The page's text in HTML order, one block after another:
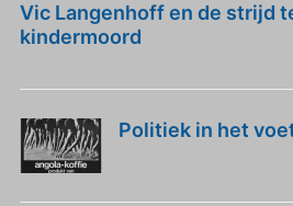
Vic Langenhoff en de strijd
kindermoord
Politiek in het